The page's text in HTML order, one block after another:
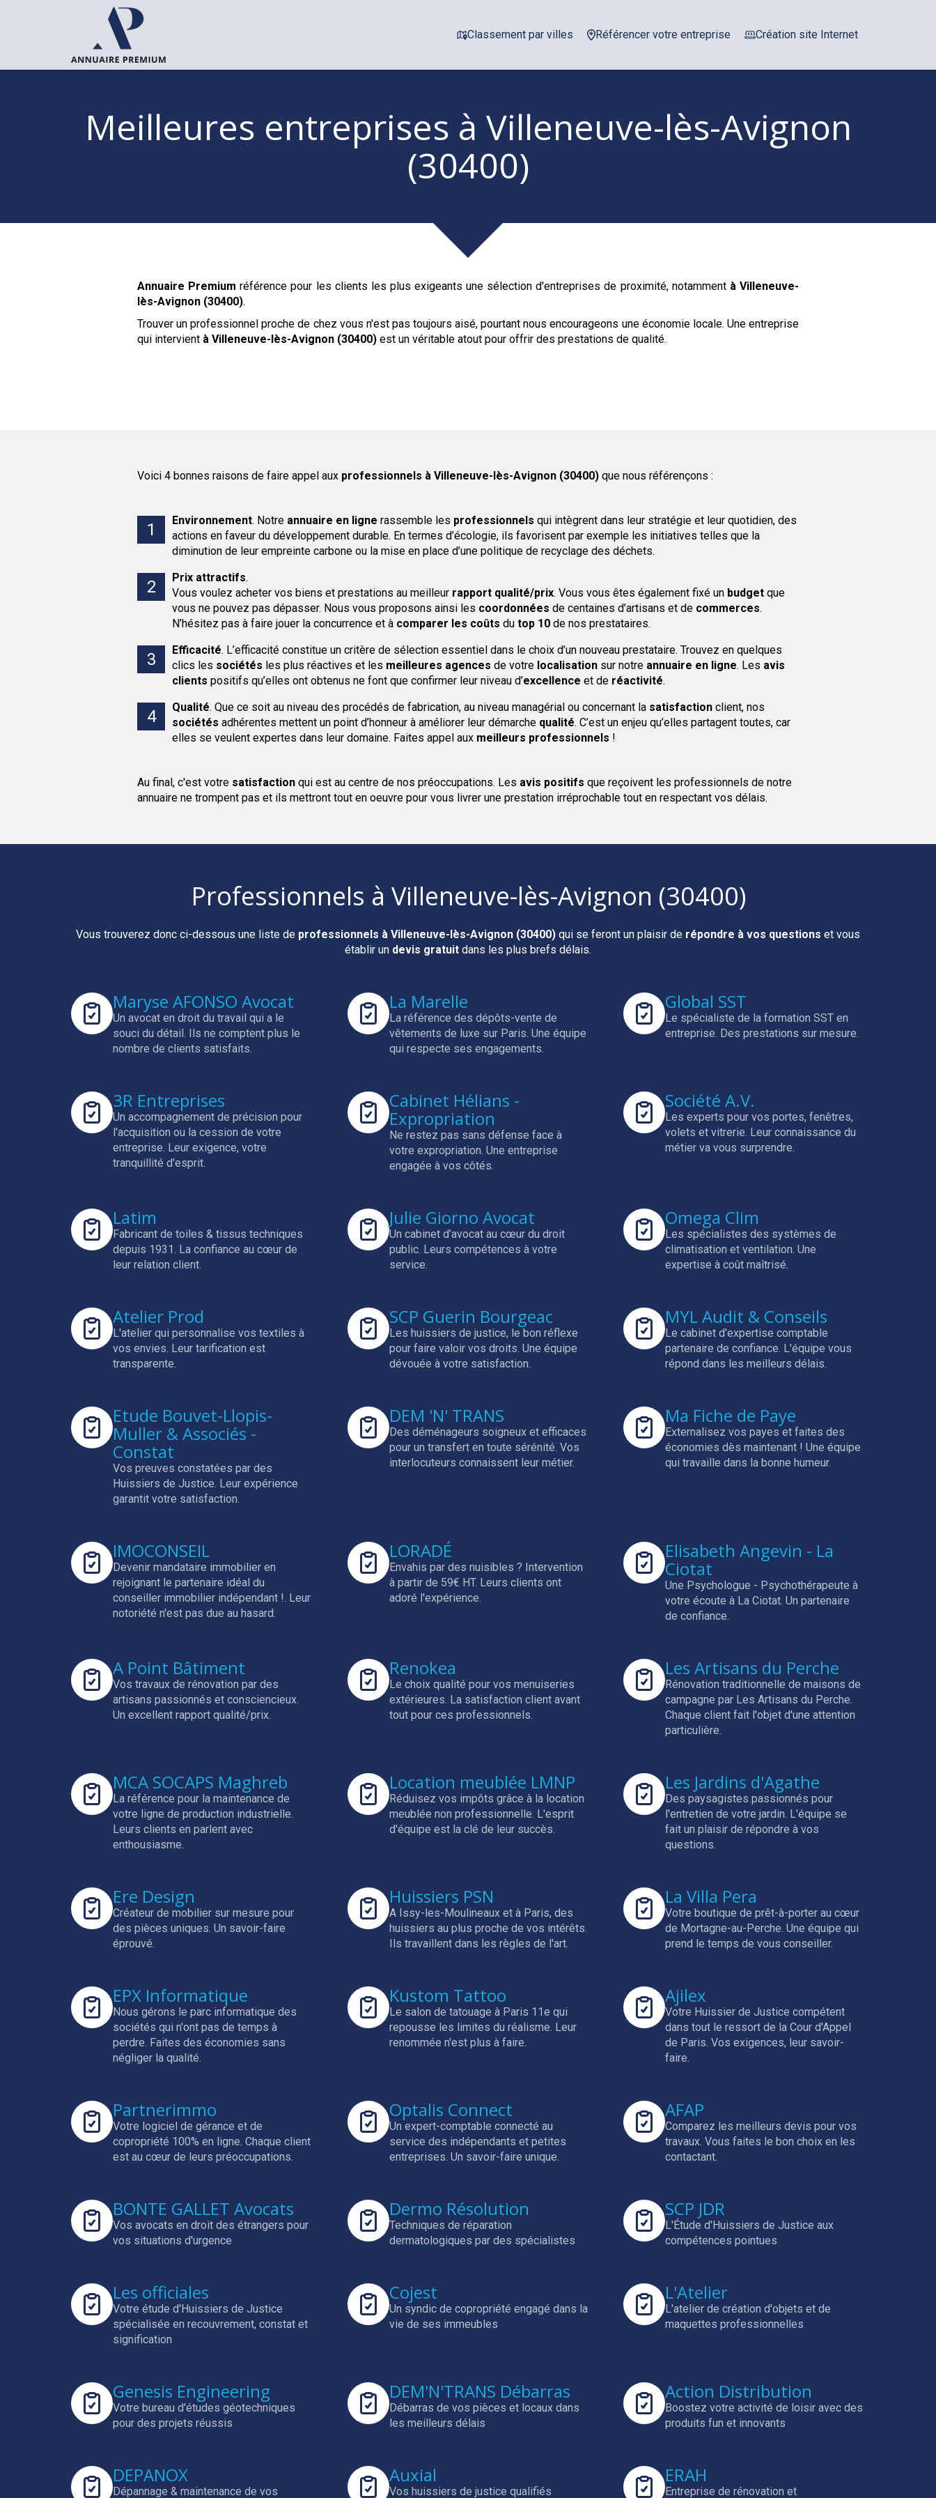
Classement par villes Référencer votre entreprise Création site Internet
Meilleures entreprises à Villeneuve-lès-Avignon
(30400)
Annuaire Premium référence pour les clients les plus exigeants une sélection d'entreprises de proximité, notamment à Villeneuve-
lès-Avignon (30400).
Trouver un professionnel proche de chez vous n'est pas toujours aisé, pourtant nous encourageons une économie locale. Une entreprise
qui intervient à Villeneuve-lès-Avignon (30400) est un véritable atout pour offrir des prestations de qualité.
Voici 4 bonnes raisons de faire appel aux professionnels à Villeneuve-lès-Avignon (30400) que nous référençons :
Environnement. Notre annuaire en ligne rassemble les professionnels qui intègrent dans leur stratégie et leur quotidien, des
actions en faveur du développement durable. En termes d’écologie, ils favorisent par exemple les initiatives telles que la
diminution de leur empreinte carbone ou la mise en place d’une politique de recyclage des déchets.
Prix attractifs.
Vous voulez acheter vos biens et prestations au meilleur rapport qualité/prix. Vous vous êtes également fixé un budget que
vous ne pouvez pas dépasser. Nous vous proposons ainsi les coordonnées de centaines d’artisans et de commerces.
N’hésitez pas à faire jouer la concurrence et à comparer les coûts dutop 10 de nos prestataires.
Efficacité. L’efficacité constitue un critère de sélection essentiel dans le choix d’un nouveau prestataire. Trouvez en quelques
clics les sociétés les plus réactives et les meilleures agences de votre localisation sur notre annuaire en ligne. Les avis
clients positifs qu’elles ont obtenus ne font que confirmer leur niveau d’excellence et de réactivité.
Qualité.Que ce soit au niveau des procédés de fabrication, au niveau managérial ou concernant la satisfaction client, nos
sociétés adhérentes mettent un point d’honneur à améliorer leur démarche qualité. C’est un enjeu qu’elles partagent toutes, car
elles se veulent expertes dans leur domaine. Faites appel aux meilleurs professionnels !
Au final, c'est votre satisfactionqui est au centre de nos préoccupations. Les avis positifs que reçoivent les professionnels de notre
annuaire ne trompent pas et ils mettront tout en oeuvre pour vous livrer une prestation irréprochable tout en respectant vos délais.
Professionnels à Villeneuve-lès-Avignon (30400)
Vous trouverez donc ci-dessous une liste de professionnels à Villeneuve-lès-Avignon (30400) qui se feront un plaisir de répondre à vos questions et vous
établir un devis gratuit dans les plus brefs délais.
Maryse AFONSO Avocat
Un avocat en droit du travail qui a le
souci du détail. Ils ne comptent plus le
nombre de clients satisfaits.
La Marelle
La référence des dépôts-vente de
vêtements de luxe sur Paris. Une équipe
qui respecte ses engagements.
Global SST
Le spécialiste de la formation SST en
entreprise. Des prestations sur mesure.
3R Entreprises
Un accompagnement de précision pour
l'acquisition ou la cession de votre
entreprise. Leur exigence, votre
tranquillité d'esprit.
Cabinet Hélians -
Expropriation
Ne restez pas sans défense face à
votre expropriation. Une entreprise
engagée à vos côtés.
Société A.V.
Les experts pour vos portes, fenêtres,
volets et vitrerie. Leur connaissance du
métier va vous surprendre.
Latim
Fabricant de toiles & tissus techniques
depuis 1931. La confiance au cœur de
leur relation client.
Julie Giorno Avocat
Un cabinet d’avocat au cœur du droit
public. Leurs compétences à votre
service.
Omega Clim
Les spécialistes des systèmes de
climatisation et ventilation.Une
expertise à coût maîtrisé.
Atelier Prod
L'atelier qui personnalise vos textiles à
vos envies. Leur tarification est
transparente.
SCP Guerin Bourgeac
Les huissiers de justice, le bon réflexe
pour faire valoir vos droits. Une équipe
dévouée à votre satisfaction.
MYL Audit & Conseils
Le cabinet d'expertise comptable
partenaire de confiance. L'équipe vous
répond dans les meilleurs délais.
Etude Bouvet-Llopis-
Muller & Associés -
Constat
Vos preuves constatées par des
Huissiers de Justice. Leur expérience
garantit votre satisfaction.
DEM 'N' TRANS
Des déménageurs soigneux et efficaces
pour un transfert en toute sérénité. Vos
interlocuteurs connaissent leur métier.
Ma Fiche de Paye
Externalisez vos payes et faites des
économies dès maintenant !Une équipe
qui travaille dans la bonne humeur.
IMOCONSEIL
Devenir mandataire immobilier en
rejoignant le partenaire idéal du
conseiller immobilier indépendant !. Leur
notoriété n'est pas due au hasard.
LORADÉ
Envahis par des nuisibles ? Intervention
à partir de 59€ HT. Leurs clients ont
adoré l'expérience.
Elisabeth Angevin - La
Ciotat
Une Psychologue - Psychothérapeute à
votre écoute à La Ciotat.Un partenaire
de confiance.
A Point Bâtiment
Vos travaux de rénovation par des
artisans passionnés et consciencieux.
Un excellent rapport qualité/prix.
Renokea
Le choix qualité pour vos menuiseries
extérieures. La satisfaction client avant
tout pour ces professionnels.
Les Artisans du Perche
Rénovation traditionnelle de maisons de
campagne par Les Artisans du Perche.
Chaque client fait l'objet d'une attention
particulière.
MCA SOCAPS Maghreb
La référence pour la maintenance de
votre ligne de production industrielle.
Leurs clients en parlent avec
enthousiasme.
Location meublée LMNP
Réduisez vos impôts grâce à la location
meublée non professionnelle. L'esprit
d'équipe est la clé de leur succès.
Les Jardins d'Agathe
Des paysagistes passionnés pour
l'entretien de votre jardin. L'équipe se
fait un plaisir de répondre à vos
questions.
Ere Design
Créateur de mobilier sur mesure pour
des pièces uniques. Un savoir-faire
éprouvé.
Huissiers PSN
A Issy-les-Moulineaux et à Paris, des
huissiers au plus proche de vos intérêts.
Ils travaillent dans les règles de l'art.
La Villa Pera
Votre boutique de prêt-à-porter au cœur
de Mortagne-au-Perche.Une équipe qui
prend le temps de vous conseiller.
EPX Informatique
Nous gérons le parc informatique des
sociétés qui n'ont pas de temps à
perdre. Faites des économies sans
négliger la qualité.
Kustom Tattoo
Le salon de tatouage à Paris 11e qui
repousse les limites du réalisme. Leur
renommée n'est plus à faire.
Ajilex
Votre Huissier de Justice compétent
dans tout le ressort de la Cour d'Appel
de Paris.Vos exigences, leur savoir-
faire.
Partnerimmo
Votre logiciel de gérance et de
copropriété 100% en ligne. Chaque client
est au cœur de leurs préoccupations.
Optalis Connect
Un expert-comptable connecté au
service des indépendants et petites
entreprises. Un savoir-faire unique.
AFAP
Comparez les meilleurs devis pour vos
travaux.Vous faites le bon choix en les
contactant.
BONTE GALLET Avocats
Vos avocats en droit des étrangers pour
vos situations d'urgence
Dermo Résolution
Techniques de réparation
dermatologiques par des spécialistes
SCP JDR
L'Étude d'Huissiers de Justice aux
compétences pointues
Les officiales
Votre étude d'Huissiers de Justice
spécialisée en recouvrement, constat et
signification
Cojest
Un syndic de copropriété engagé dans la
vie de ses immeubles
L'Atelier
L'atelier de création d'objets et de
maquettes professionnelles
Genesis Engineering
Votre bureau d'études géotechniques
pour des projets réussis
DEM'N'TRANS Débarras
Débarras de vos pièces et locaux dans
les meilleurs délais
Action Distribution
Boostez votre activité de loisir avec des
produits fun et innovants
DEPANOX
Dépannage & maintenance de vos
Auxial
Vos huissiers de justice qualifiés
ERAH
Entreprise de rénovation et